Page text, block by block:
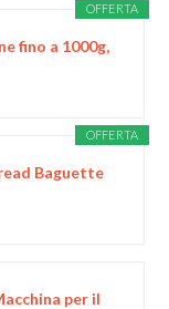
OFFERTA
fino a 1000g,
OFFERTA
Baguette
per il